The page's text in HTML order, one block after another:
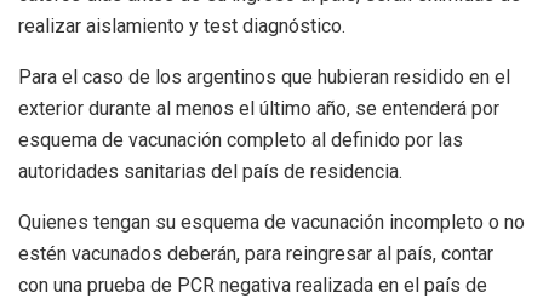
realizar aislamiento y test diagnóstico.
Para el caso de los argentinos que hubieran residido en el
exterior durante al menos el último año, se entenderá por
esquema de vacunación completo al definido por las
autoridades sanitarias del país de residencia.
Quienes tengan su esquema de vacunación incompleto o no
estén vacunados deberán, para reingresar al país, contar
con una prueba de PCR negativa realizada en el país de